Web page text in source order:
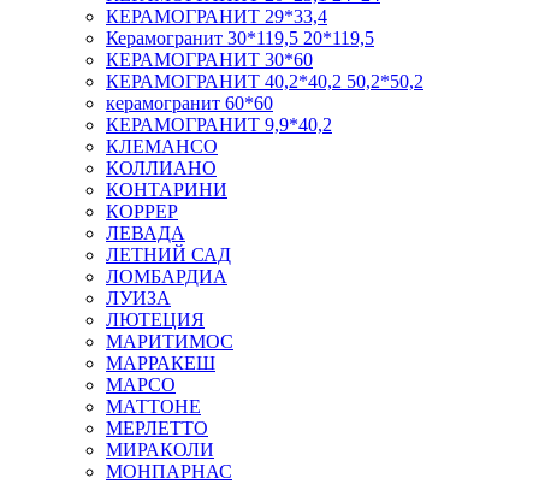
КЕРАМОГРАНИТ 29*33,4
Керамогранит 30*119,5 20*119,5
КЕРАМОГРАНИТ 30*60
КЕРАМОГРАНИТ 40,2*40,2 50,2*50,2
керамогранит 60*60
КЕРАМОГРАНИТ 9,9*40,2
КЛЕМАНСО
КОЛЛИАНО
КОНТАРИНИ
КОРРЕР
ЛЕВАДА
ЛЕТНИЙ САД
ЛОМБАРДИА
ЛУИЗА
ЛЮТЕЦИЯ
МАРИТИМОС
МАРРАКЕШ
МАРСО
МАТТОНЕ
МЕРЛЕТТО
МИРАКОЛИ
МОНПАРНАС